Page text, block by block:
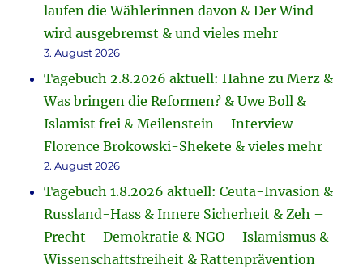
laufen die Wählerinnen davon & Der Wind
wird ausgebremst & und vieles mehr
3. August 2026
Tagebuch 2.8.2026 aktuell: Hahne zu Merz &
Was bringen die Reformen? & Uwe Boll &
Islamist frei & Meilenstein – Interview
Florence Brokowski-Shekete & vieles mehr
2. August 2026
Tagebuch 1.8.2026 aktuell: Ceuta-Invasion &
Russland-Hass & Innere Sicherheit & Zeh –
Precht – Demokratie & NGO – Islamismus &
Wissenschaftsfreiheit & Rattenprävention